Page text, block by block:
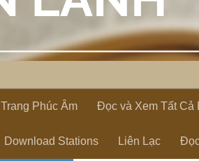
Trang Phúc Âm Đọc và Xem Tất Cả
Download Stations Liên Lạc